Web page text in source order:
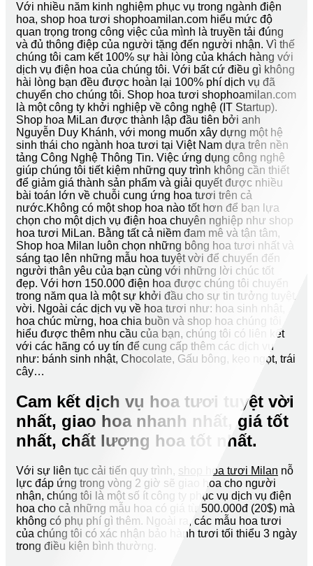
Với nhiều năm kinh nghiệm phục vụ trong ngành điện
hoa, shop hoa tươi shophoamilan.com hiểu mức độ
quan trọng trong công việc của mình là truyền tải đúng
và đủ thông điệp của người tặng đến người nhận. Vì thế
chúng tôi cam kết 100% sự hài lòng của khách hàng với
dịch vụ điện hoa của chúng tôi. Với bất cứ điều gì không
hài lòng bạn đều được hoàn lại 100% phí dịch vụ đã
chuyển cho chúng tôi. Shop hoa tươi shophoamilan.com
là một công ty khởi nghiệp về công nghệ (IT Startup).
Shop hoa MiLan được thành lập đầu tiên bởi anh
Nguyễn Duy Khánh, với mong muốn xây dựng một hệ
sinh thái cho ngành hoa tươi tại Việt Nam dựa trên nền
tảng Công Nghệ Thông Tin. Việc ứng dụng công nghệ
giúp chúng tôi tiết kiệm những quy trình không cần thiết
để giảm giá thành sản phẩm và giải quyết được nhiều
bài toán lớn về chuỗi cung ứng hoa tươi trên cả
nước.Không có một shop hoa nào tốt hơn để bạn lựa
chọn cho một dịch vụ điện hoa chuyên nghiệp như shop
hoa tươi MiLan. Bằng tất cả niềm đam mê và tận tâm,
Shop hoa Milan luôn chọn những bông hoa tươi nhất và
sáng tạo lên những mẫu hoa tuyệt vời để chuyển đến
người thân yêu của bạn cùng với những lời chúc tốt
đẹp. Với hơn 150.000 điện hoa được chúng tôi chuyển
trong năm qua là một sự khởi đầu cho sự tin tưởng tuyệt
vời. Ngoài các dịch vụ về hoa tươi như: hoa sinh nhật,
hoa chúc mừng, hoa chia buồn và shop hoa chúng tôi
hiểu được thêm nhu cầu của bạn, chúng tôi có liên kết
với các hãng có uy tín để cung cấp thêm các dịch vụ
như: bánh sinh nhật, Chocolate, Gấu bông, kẹo ngọt, trái
cây…
Cam kết dịch vụ hoa tươi tuyệt vời
nhất, giao hoa nhanh nhất, giá tốt
nhất, chất lượng hoa tốt nhất.
Với sự liên tục cải tiến quy trình, shop hoa tươi Milan nỗ
lực đáp ứng trong vòng 2 giờ sẽ giao hoa cho người
nhận, chúng tôi là một số ít công ty phục vụ dịch vụ điện
hoa cho cả những mẫu hoa có giá từ 500.000đ (20$) mà
không có phụ phí gì thêm. Ngoài ra, các mẫu hoa tươi
của chúng tôi có xác nhận bảo hành tươi tối thiểu 3 ngày
trong điều kiện bình thường.